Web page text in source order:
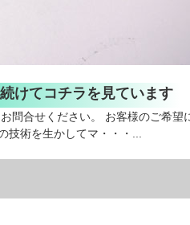
けてコチラを見ています
問合せください。 お客様のご希望
術を生かしてマ・・・...